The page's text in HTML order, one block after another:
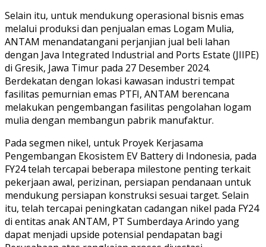
Selain itu, untuk mendukung operasional bisnis emas
melalui produksi dan penjualan emas Logam Mulia,
ANTAM menandatangani perjanjian jual beli lahan
dengan Java Integrated Industrial and Ports Estate (JIIPE)
di Gresik, Jawa Timur pada 27 Desember 2024.
Berdekatan dengan lokasi kawasan industri tempat
fasilitas pemurnian emas PTFI, ANTAM berencana
melakukan pengembangan fasilitas pengolahan logam
mulia dengan membangun pabrik manufaktur.
Pada segmen nikel, untuk Proyek Kerjasama
Pengembangan Ekosistem EV Battery di Indonesia, pada
FY24 telah tercapai beberapa milestone penting terkait
pekerjaan awal, perizinan, persiapan pendanaan untuk
mendukung persiapan konstruksi sesuai target. Selain
itu, telah tercapai peningkatan cadangan nikel pada FY24
di entitas anak ANTAM, PT Sumberdaya Arindo yang
dapat menjadi upside potensial pendapatan bagi